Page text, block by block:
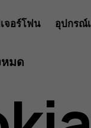
จอร์โฟน อุปกรณ์
มด